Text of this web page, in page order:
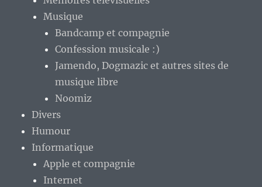
Musique
Bandcamp et compagnie
Confession musicale :)
Jamendo, Dogmazic et autres sites de
musique libre
Noomiz
Divers
Humour
Informatique
Apple et compagnie
Internet